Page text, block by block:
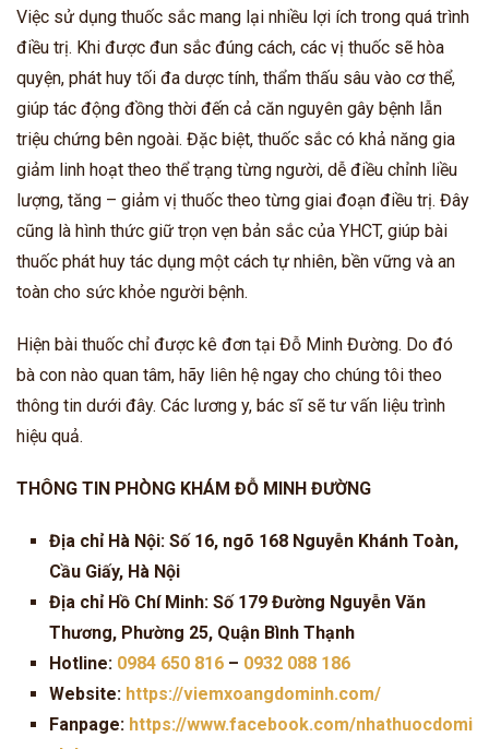
Việc sử dụng thuốc sắc mang lại nhiều lợi ích trong quá trình
điều trị. Khi được đun sắc đúng cách, các vị thuốc sẽ hòa
quyện, phát huy tối đa dược tính, thẩm thấu sâu vào cơ thể,
giúp tác động đồng thời đến cả căn nguyên gây bệnh lẫn
triệu chứng bên ngoài. Đặc biệt, thuốc sắc có khả năng gia
giảm linh hoạt theo thể trạng từng người, dễ điều chỉnh liều
lượng, tăng – giảm vị thuốc theo từng giai đoạn điều trị. Đây
cũng là hình thức giữ trọn vẹn bản sắc của YHCT, giúp bài
thuốc phát huy tác dụng một cách tự nhiên, bền vững và an
toàn cho sức khỏe người bệnh.
Hiện bài thuốc chỉ được kê đơn tại Đỗ Minh Đường. Do đó
bà con nào quan tâm, hãy liên hệ ngay cho chúng tôi theo
thông tin dưới đây. Các lương y, bác sĩ sẽ tư vấn liệu trình
hiệu quả.
THÔNG TIN PHÒNG KHÁM ĐỖ MINH ĐƯỜNG
Địa chỉ Hà Nội: Số 16, ngõ 168 Nguyễn Khánh Toàn,
Cầu Giấy, Hà Nội
Địa chỉ Hồ Chí Minh: Số 179 Đường Nguyễn Văn
Thương, Phường 25, Quận Bình Thạnh
Hotline: 0984 650 816 – 0932 088 186
Website: https://viemxoangdominh.com/
Fanpage: https://www.facebook.com/nhathuocdomi